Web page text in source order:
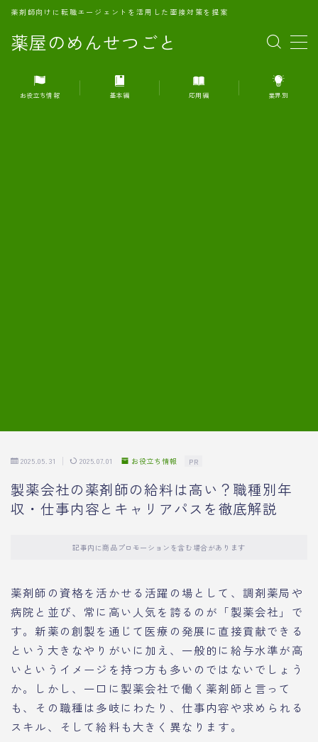
薬屋のめんせつごと
薬剤師向けに転職エージェントを活用した面接対策を提案
MENU
1.転職エージェントとは何か？
お役立ち情報 基本編 応用編 業界別
2025.05.31 2025.07.01 お役立ち情報 PR
製薬会社の薬剤師の給料は高い？職種別年
収・仕事内容とキャリアパスを徹底解説
記事内に商品プロモーションを含む場合があります
薬剤師の資格を活かせる活躍の場として、調剤薬局や
病院と並び、常に高い人気を誇るのが「製薬会社」で
す。新薬の創製を通じて医療の発展に直接貢献できる
という大きなやりがいに加え、一般的に給与水準が高
いというイメージを持つ方も多いのではないでしょう
か。しかし、一口に製薬会社で働く薬剤師と言って
も、その職種は多岐にわたり、仕事内容や求められる
スキル、そして給料も大きく異なります。